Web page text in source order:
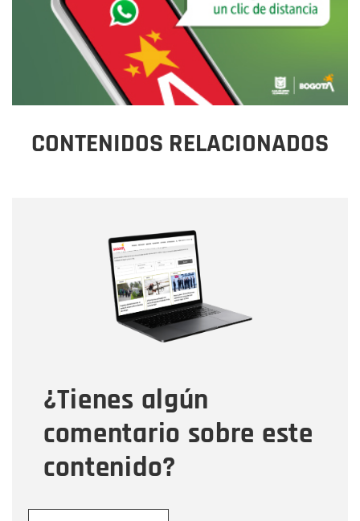
CONTENIDOS RELACIONADOS
¿Tienes algún
comentario sobre este
contenido?
Correo electrónico
Tipo de comentario
Mensaje